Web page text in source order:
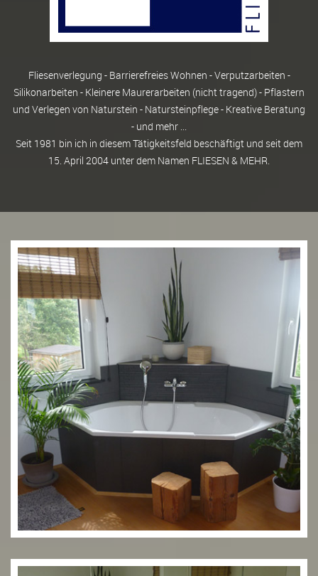
Fliesenverlegung - Barrierefreies Wohnen - Verputzarbeiten -
Silikonarbeiten - Kleinere Maurerarbeiten (nicht tragend) - Pflastern
und Verlegen von Naturstein - Natursteinpflege - Kreative Beratung
- und mehr ...
Seit 1981 bin ich in diesem Tätigkeitsfeld beschäftigt und seit dem
15. April 2004 unter dem Namen FLIESEN & MEHR.